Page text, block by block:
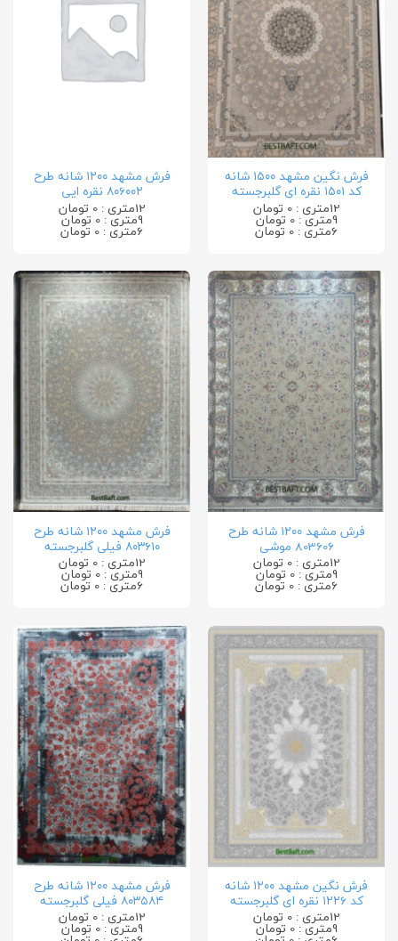
فرش نگین مشهد ۱۵۰۰ شانه
کد ۱۵۰۱ نقره ای گلبرجسته
12متری : 0 تومان
9متری : 0 تومان
6متری : 0 تومان
فرش مشهد ۱۲۰۰ شانه طرح
۸۰۶۰۰۲ نقره ایی
12متری : 0 تومان
9متری : 0 تومان
6متری : 0 تومان
فرش مشهد ۱۲۰۰ شانه طرح
803606 موشی
12متری : 0 تومان
9متری : 0 تومان
6متری : 0 تومان
فرش مشهد ۱۲۰۰ شانه طرح
۸۰۳۶۱۰ فیلی گلبرجسته
12متری : 0 تومان
9متری : 0 تومان
6متری : 0 تومان
فرش نگین مشهد ۱۲۰۰ شانه
کد ۱۲۲۶ نقره ای گلبرجسته
12متری : 0 تومان
9متری : 0 تومان
فرش مشهد ۱۲۰۰ شانه طرح
۸۰۳۵۸۴ فیلی گلبرجسته
12متری : 0 تومان
9متری : 0 تومان